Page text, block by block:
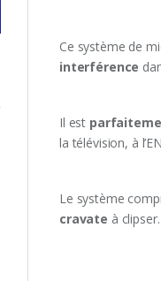
Ce système de
interférence
Il est
la télévision, à
Le système
cravate à clipser.